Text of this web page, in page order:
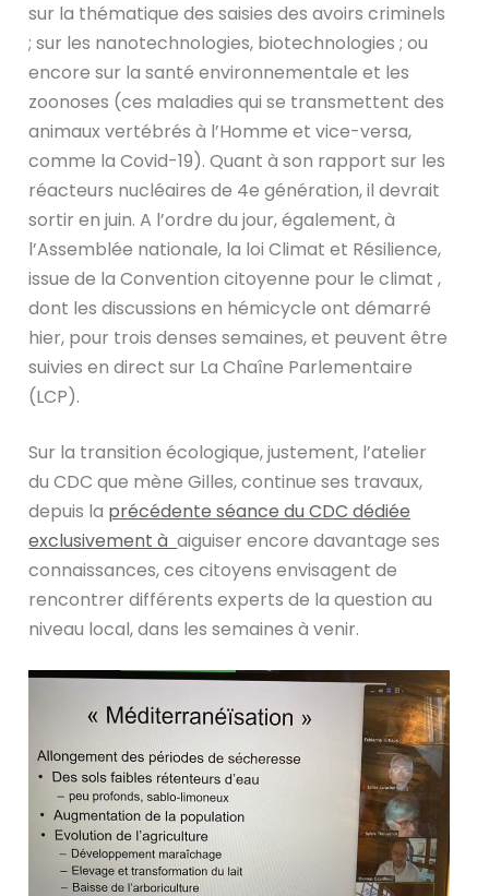
sur la thématique des saisies des avoirs criminels
; sur les nanotechnologies, biotechnologies ; ou
encore sur la santé environnementale et les
zoonoses (ces maladies qui se transmettent des
animaux vertébrés à l’Homme et vice-versa,
comme la Covid-19). Quant à son rapport sur les
réacteurs nucléaires de 4e génération, il devrait
sortir en juin. A l’ordre du jour, également, à
l’Assemblée nationale, la loi Climat et Résilience,
issue de la Convention citoyenne pour le climat ,
dont les discussions en hémicycle ont démarré
hier, pour trois denses semaines, et peuvent être
suivies en direct sur La Chaîne Parlementaire
(LCP).
Sur la transition écologique, justement, l’atelier
du CDC que mène Gilles, continue ses travaux,
depuis la précédente séance du CDC dédiée
exclusivement àaiguiser encore davantage ses
connaissances, ces citoyens envisagent de
rencontrer différents experts de la question au
niveau local, dans les semaines à venir.